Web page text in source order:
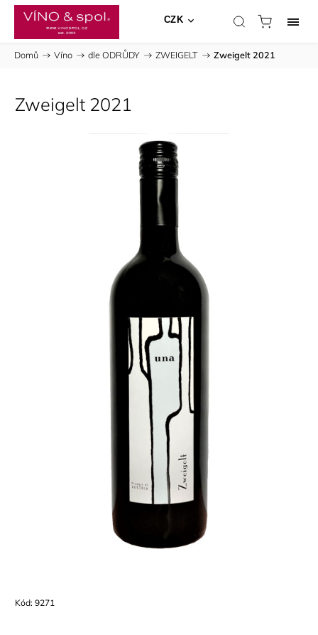
CZK
Domů / Víno / dle ODRŮDY / ZWEIGELT / Zweigelt 2021
Zweigelt 2021
Kód: 9271